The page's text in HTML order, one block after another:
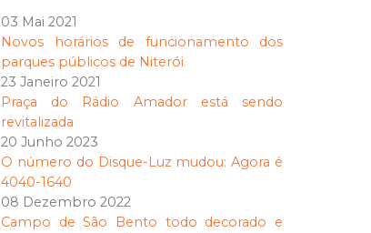
03 Mai 2021
Novos horários de funcionamento dos
parques públicos de Niterói
23 Janeiro 2021
Praça do Rádio Amador está sendo
revitalizada
20 Junho 2023
O número do Disque-Luz mudou: Agora é
4040-1640
08 Dezembro 2022
Campo de São Bento todo decorado e